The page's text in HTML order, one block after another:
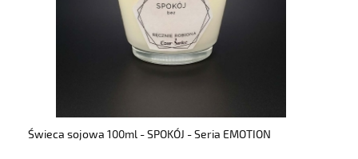
Świeca sojowa 100ml - SPOKÓJ - Seria EMOTION
do koszyka